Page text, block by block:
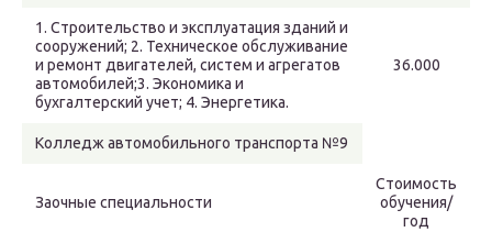
1. Строительство и эксплуатация зданий и
сооружений; 2. Техническое обслуживание
и ремонт двигателей, систем и агрегатов
автомобилей;3. Экономика и
бухгалтерский учет; 4. Энергетика.
36.000
Колледж автомобильного транспорта №9
Заочные специальности
Стоимость
обучения/
год